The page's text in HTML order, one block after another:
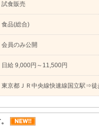
試食販売
食品(総合)
会員のみ公開
日給 9,000円～11,500円
東京都ＪＲ中央線快速線国立駅⇒徒